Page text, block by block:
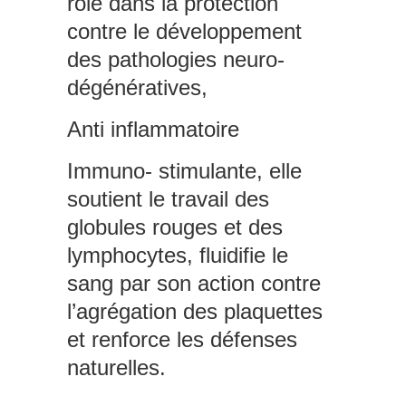
contre le développement
des pathologies neuro-
dégénératives,
Anti inflammatoire
Immuno- stimulante, elle
soutient le travail des
globules rouges et des
lymphocytes, fluidifie le
sang par son action contre
l’agrégation des plaquettes
et renforce les défenses
naturelles.